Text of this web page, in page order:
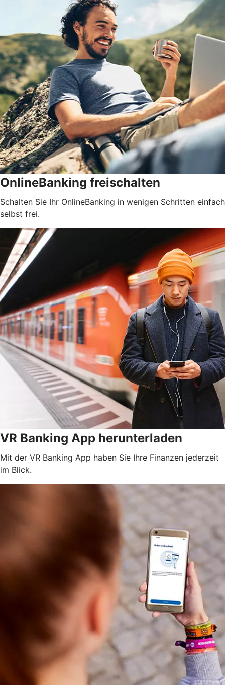
OnlineBanking freischalten
Schalten Sie Ihr OnlineBanking in wenigen Schritten einfach
selbst frei.
VR Banking App herunterladen
Mit der VR Banking App haben Sie Ihre Finanzen jederzeit
im Blick.